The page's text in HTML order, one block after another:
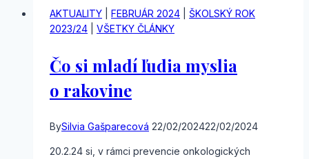
na
dnešnú
mládež
AKTUALITY FEBRUÁR 2024
ŠKOLSKÝ ROK
2023/24
VŠETKY ČLÁNKY
Čo si mladí ľudia myslia
o rakovine
BySilvia Gašparecová 22/02/202422/02/2024
20.2.24 si, v rámci prevencie onkologických